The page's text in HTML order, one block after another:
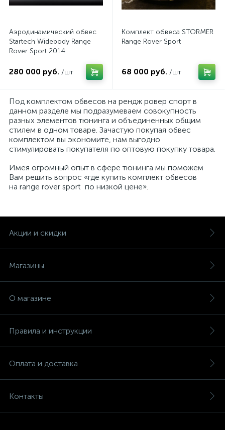
Аэродинамический обвес
Startech Widebody Range
Rover Sport 2014
280 000 руб. /шт
Комплект обвеса STORMER
Range Rover Sport
68 000 руб. /шт
Под комплектом обвесов на рендж ровер спорт в
данном разделе мы подразумеваем совокупность
разных элементов тюнинга и объединенных общим
стилем в одном товаре. Зачастую покупая обвес
комплектом вы экономите, нам выгодно
стимулировать покупателя по оптовую покупку товара.
Имея огромный опыт в сфере тюнинга мы поможем
Вам решить вопрос «где купить комплект обвесов
на range rover sport по низкой цене».
Акции и скидки
Магазины
О магазине
Правила и инструкции
Оплата и доставка
Контакты